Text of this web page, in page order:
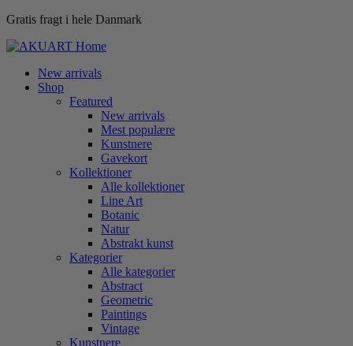
Gratis fragt i hele Danmark
New arrivals
Shop
Featured
New arrivals
Mest populære
Kunstnere
Gavekort
Kollektioner
Alle kollektioner
Line Art
Botanic
Natur
Abstrakt kunst
Kategorier
Alle kategorier
Abstract
Geometric
Paintings
Vintage
Kunstnere